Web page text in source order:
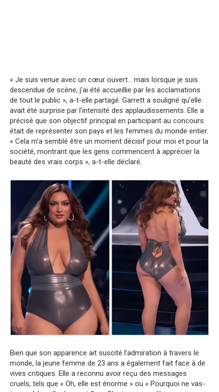
« Je suis venue avec un cœur ouvert… mais lorsque je suis
descendue de scène, j’ai été accueillie par les acclamations
de tout le public », a-t-elle partagé. Garrett a souligné qu’elle
avait été surprise par l’intensité des applaudissements. Elle a
précisé que son objectif principal en participant au concours
était de représenter son pays et les femmes du monde entier.
« Cela m’a semblé être un moment décisif pour moi et pour la
société, montrant que les gens commencent à apprécier la
beauté des vrais corps », a-t-elle déclaré.
Bien que son apparence ait suscité l’admiration à travers le
monde, la jeune femme de 23 ans a également fait face à de
vives critiques. Elle a reconnu avoir reçu des messages
cruels, tels que « Oh, elle est énorme » ou « Pourquoi ne vas-